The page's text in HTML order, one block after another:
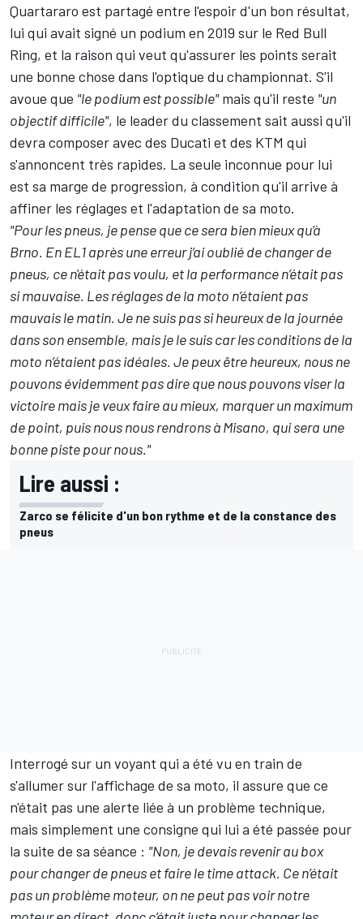
Quartararo est partagé entre l'espoir d'un bon résultat,
lui qui avait signé un podium en 2019 sur le Red Bull
Ring, et la raison qui veut qu'assurer les points serait
une bonne chose dans l'optique du championnat. S'il
avoue que "le podium est possible"mais qu'il reste "un
objectif difficile", le leader du classement sait aussi qu'il
devra composer avec des Ducati et des KTM qui
s'annoncent très rapides. La seule inconnue pour lui
est sa marge de progression, à condition qu'il arrive à
affiner les réglages et l'adaptation de sa moto.
"Pour les pneus, je pense que ce sera bien mieux qu’à
Brno. En EL1 après une erreur j’ai oublié de changer de
pneus, ce n'était pas voulu, et la performance n’était pas
si mauvaise. Les réglages de la moto n’étaient pas
mauvais le matin. Je ne suis pas si heureux de la journée
dans son ensemble, mais je le suis car les conditions de la
moto n’étaient pas idéales. Je peux être heureux, nous ne
pouvons évidemment pas dire que nous pouvons viser la
victoire mais je veux faire au mieux, marquer un maximum
de point, puis nous nous rendrons à Misano, qui sera une
bonne piste pour nous."
Lire aussi :
Zarco se félicite d'un bon rythme et de la constance des
pneus
Interrogé sur un voyant qui a été vu en train de
s'allumer sur l'affichage de sa moto, il assure que ce
n'était pas une alerte liée à un problème technique,
mais simplement une consigne qui lui a été passée pour
la suite de sa séance : "Non, je devais revenir au box
pour changer de pneus et faire le time attack. Ce n’était
pas un problème moteur, on ne peut pas voir notre